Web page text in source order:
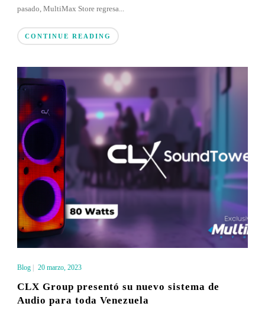
pasado, MultiMax Store regresa...
CONTINUE READING
Blog| 20 marzo, 2023
CLX Group presentó su nuevo sistema de
Audio para toda Venezuela